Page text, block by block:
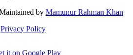
by Mamunur Rahman Khan
Privacy Policy